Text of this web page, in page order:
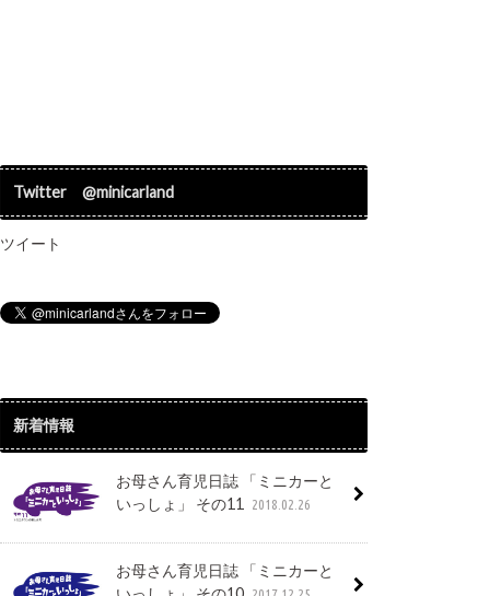
Twitter @minicarland
ツイート
新着情報
お母さん育児日誌 「ミニカーと
いっしょ」 その11
2018.02.26
お母さん育児日誌 「ミニカーと